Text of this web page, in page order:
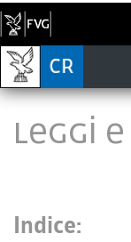
LEGGI
Indice: